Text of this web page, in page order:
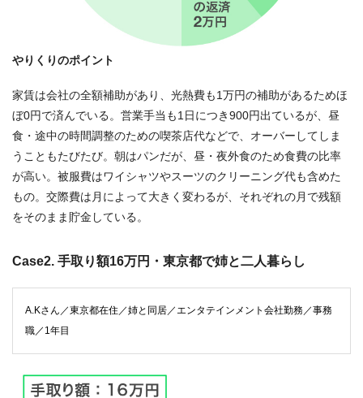
やりくりのポイント
家賃は会社の全額補助があり、光熱費も1万円の補助があるためほ
ぼ0円で済んでいる。営業手当も1日につき900円出ているが、昼
食・途中の時間調整のための喫茶店代などで、オーバーしてしま
うこともたびたび。朝はパンだが、昼・夜外食のため食費の比率
が高い。被服費はワイシャツやスーツのクリーニング代も含めた
もの。交際費は月によって大きく変わるが、それぞれの月で残額
をそのまま貯金している。
Case2. 手取り額16万円・東京都で姉と二人暮らし
A.Kさん／東京都在住／姉と同居／エンタテインメント会社勤務／事務
職／1年目